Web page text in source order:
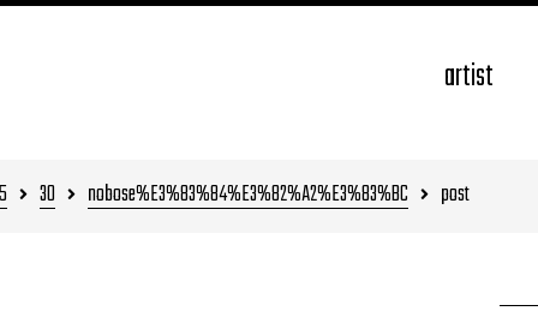
artist
30 nobose%E3%83%84%E3%82%A2%E3%83%BC post